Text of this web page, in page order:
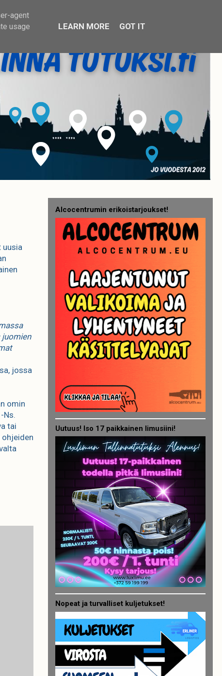
uusia
jossa
omin
Ns.
tai
Alcocentrumin erikoistarjoukset!
Uutuus! Iso 17 paikkainen limusiini!
Nopeat ja turvalliset kuljetukset!
agent
usage
LEARN MORE GOT IT